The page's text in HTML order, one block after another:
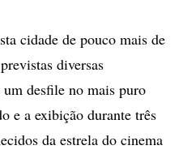
cidade de pouco mais de
diversas
desfile no mais puro
e a exibição durante três
da estrela do cinema